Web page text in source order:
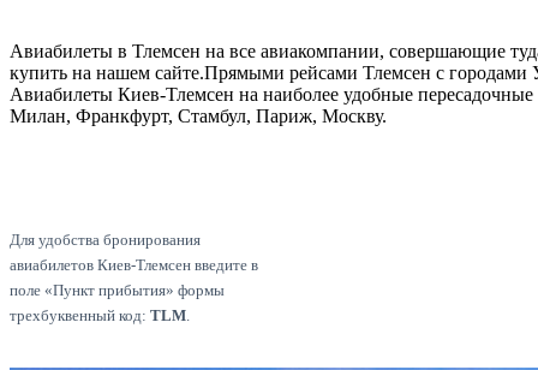
Авиабилеты в Тлемсен на все авиакомпании, совершающие
купить на нашем сайте.Прямыми рейсами Тлемсен с городами
Авиабилеты Киев-Тлемсен на наиболее удобные
Милан, Франкфурт, Стамбул, Париж, Москву.
Для удобства бронирования
авиабилетов Киев-Тлемсен введите в
поле «Пункт прибытия» формы
трехбуквенный код: TLM